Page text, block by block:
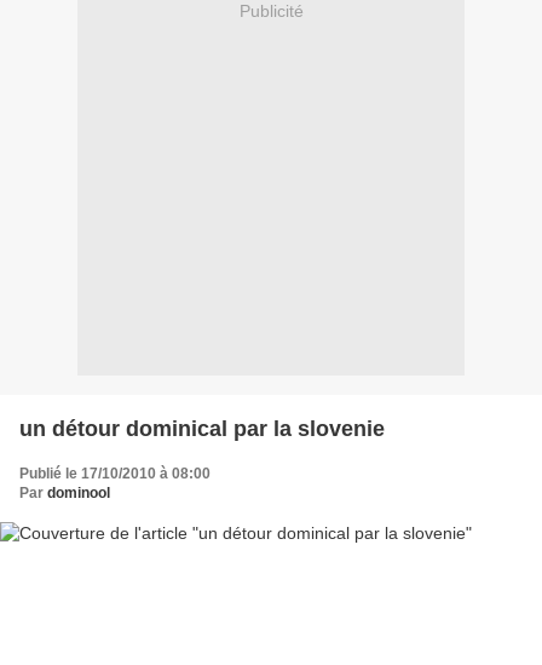
Publicité
un détour dominical par la slovenie
Publié le 17/10/2010 à 08:00
Par dominool